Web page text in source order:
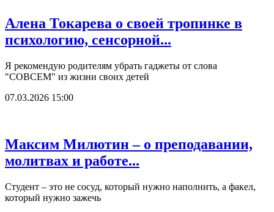
Алена Токарева о своей тропинке в
психологию, сенсорной...
Я рекомендую родителям убрать гаджеты от слова
"СОВСЕМ" из жизни своих детей
07.03.2026 15:00
Максим Милютин – о преподавании,
молитвах и работе...
Студент – это не сосуд, который нужно наполнить, а факел,
который нужно зажечь